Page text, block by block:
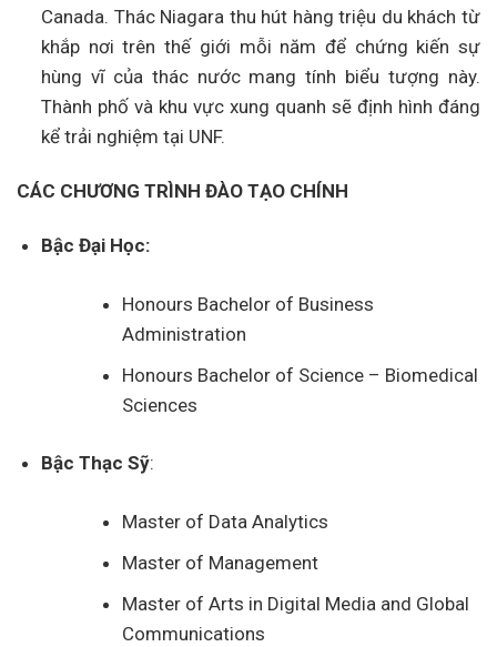
Canada. Thác Niagara thu hút hàng triệu du khách từ
khắp nơi trên thế giới mỗi năm để chứng kiến ​​sự
hùng vĩ của thác nước mang tính biểu tượng này.
Thành phố và khu vực xung quanh sẽ định hình đáng
kể trải nghiệm tại UNF.
CÁC CHƯƠNG TRÌNH ĐÀO TẠO CHÍNH
Bậc Đại Học:
Honours Bachelor of Business
Administration
Honours Bachelor of Science – Biomedical
Sciences
Bậc Thạc Sỹ:
Master of Data Analytics
Master of Management
Master of Arts in Digital Media and Global
Communications